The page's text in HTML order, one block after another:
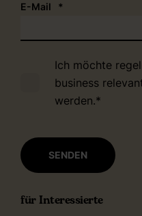
E-Mail *
Ich möchte
business
werden.*
für Interessierte